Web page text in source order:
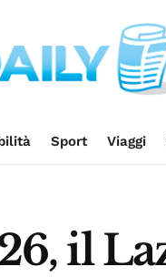
Sport Viaggi
il